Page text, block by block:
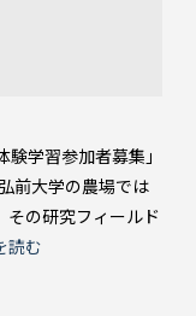
学習参加者募集」
前大学の農場では
その研究フィールド
読む